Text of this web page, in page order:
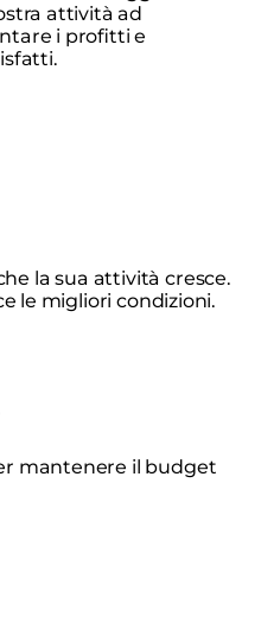
attività ad
i profitti e
la sua attività cresce.
le migliori condizioni.
mantenere il budget